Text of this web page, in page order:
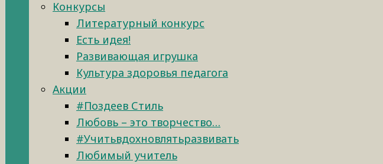
Конкурсы
Литературный конкурс
Есть идея!
Развивающая игрушка
Культура здоровья педагога
Акции
#Поздеев Стиль
Любовь – это творчество…
#Учитьвдохновлятьразвивать
Любимый учитель